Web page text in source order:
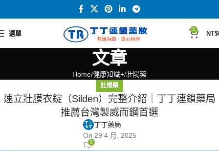
選單
0
NT$
文章
Home 健康知識+ 壯陽藥
壯陽藥
速立壯膜衣錠（Silden）完整介紹｜丁丁連鎖藥局
推薦台灣製威而鋼首選
丁丁藥局
On 29 4 月, 2025
0